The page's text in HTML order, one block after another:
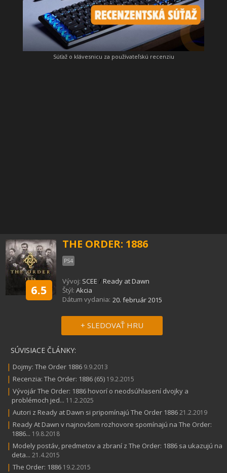
Súťaž o klávesnicu za používateľskú recenziu
6.5
THE ORDER: 1886
PS4
Vývoj: SCEE / Ready at Dawn
Štýl: Akcia
Dátum vydania: 20. február 2015
+ SLEDOVAŤ HRU
SÚVISIACE ČLÁNKY:
| Dojmy: The Order 1886 9.9.2013
| Recenzia: The Order: 1886 (65) 19.2.2015
| Vývojár The Order: 1886 hovorí o neodsúhlasení dvojky a
problémoch jed... 11.2.2025
| Autori z Ready at Dawn si pripomínajú The Order 188621.2.2019
| Ready At Dawn v najnovšom rozhovore spomínajú na The Order:
1886... 19.8.2018
| Modely postáv, predmetov a zbraní z The Order: 1886 sa ukazujú na
deta... 21.4.2015
| The Order: 1886 19.2.2015